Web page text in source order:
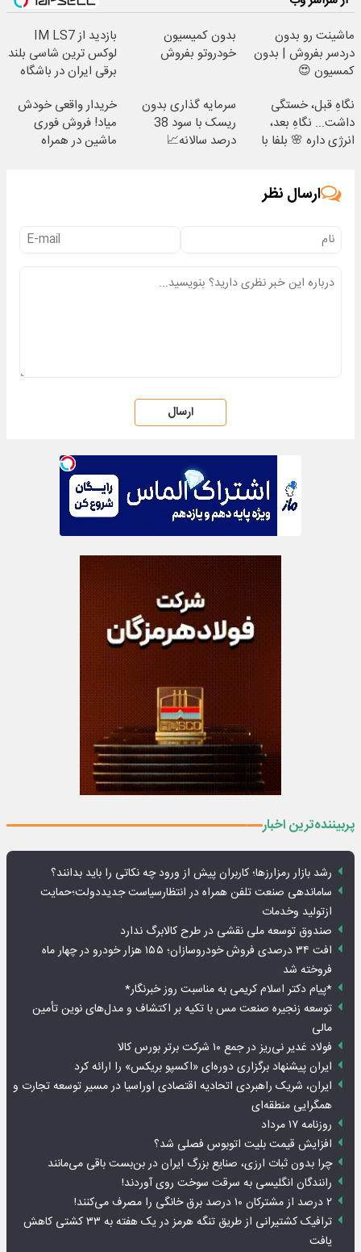
ماشینت رو بدون
دردسر بفروش | بدون
کمسیون 😍
بدون کمیسیون
خودروتو بفروش
بازدید از IM LS7
لوکس ترین شاسی بلند
برقی ایران در باشگاه
نگاهِ قبل، خستگی
داشت... نگاهِ بعد،
انرژی داره 🌸 بلفا با
سرمایه گذاری بدون
ریسک با سود 38
درصد سالانه📈
خریدار واقعی خودش
میاد! فروش فوری
ماشین در همراه
ارسال نظر
ارسال
پربیننده‌ترین اخبار
رشد بازار رمزارزها؛ کاربران پیش از ورود چه نکاتی را باید بدانند؟
ساماندهی صنعت تلفن همراه در انتظارسیاست جدیددولت؛حمایت
ازتولید وخدمات
صندوق توسعه ملی نقشی در طرح کالابرگ ندارد
افت ۳۴ درصدی فروش خودروسازان؛ ۱۵۵ هزار خودرو در چهار ماه
فروخته شد
*پیام دکتر اسلام کریمی به مناسبت روز خبرنگار*
توسعه زنجیره صنعت مس با تکیه بر اکتشاف و مدل‌های نوین تأمین
مالی
فولاد غدیر نی‌ریز در جمع ۱۰ شرکت برتر بورس کالا
ایران پیشنهاد برگزاری دوره‌ای «اکسپو بریکس» را ارائه کرد
ایران، شریک راهبردی اتحادیه اقتصادی اوراسیا در مسیر توسعه تجارت و
همگرایی منطقه‌ای
روزنامه ۱۷ مرداد
افزایش قیمت بلیت اتوبوس فصلی شد؟
چرا بدون ثبات ارزی، صنایع بزرگ ایران در بن‌بست باقی می‌مانند
رانندگان انگلیسی به سرقت سوخت روی آوردند!
۲ درصد از مشترکان ۱۰ درصد برق خانگی را مصرف می‌کنند!
ترافیک کشتیرانی از طریق تنگه هرمز در یک هفته به ۳۳ کشتی کاهش
یافت